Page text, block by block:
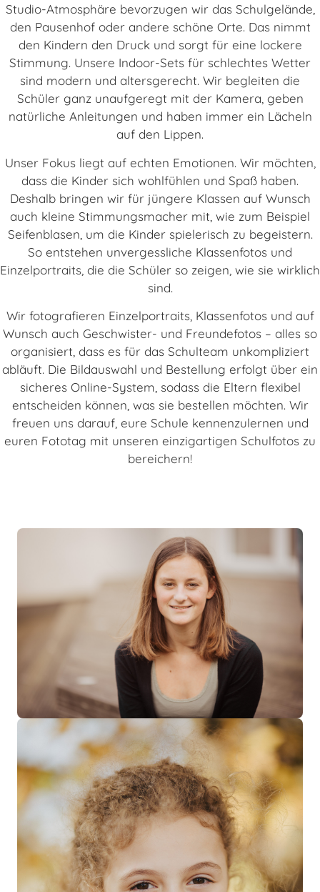
Studio-Atmosphäre bevorzugen wir das Schulgelände,
den Pausenhof oder andere schöne Orte. Das nimmt
den Kindern den Druck und sorgt für eine lockere
Stimmung. Unsere Indoor-Sets für schlechtes Wetter
sind modern und altersgerecht. Wir begleiten die
Schüler ganz unaufgeregt mit der Kamera, geben
natürliche Anleitungen und haben immer ein Lächeln
auf den Lippen.
Unser Fokus liegt auf echten Emotionen. Wir möchten,
dass die Kinder sich wohlfühlen und Spaß haben.
Deshalb bringen wir für jüngere Klassen auf Wunsch
auch kleine Stimmungsmacher mit, wie zum Beispiel
Seifenblasen, um die Kinder spielerisch zu begeistern.
So entstehen unvergessliche Klassenfotos und
Einzelportraits, die die Schüler so zeigen, wie sie wirklich
sind.
Wir fotografieren Einzelportraits, Klassenfotos und auf
Wunsch auch Geschwister- und Freundefotos – alles so
organisiert, dass es für das Schulteam unkompliziert
abläuft. Die Bildauswahl und Bestellung erfolgt über ein
sicheres Online-System, sodass die Eltern flexibel
entscheiden können, was sie bestellen möchten. Wir
freuen uns darauf, eure Schule kennenzulernen und
euren Fototag mit unseren einzigartigen Schulfotos zu
bereichern!